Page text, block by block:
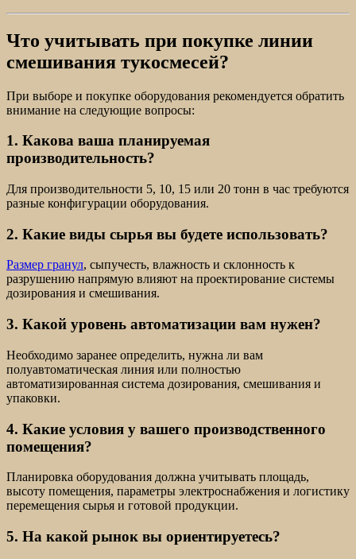
Что учитывать при покупке линии
смешивания тукосмесей?
При выборе и покупке оборудования рекомендуется обратить
внимание на следующие вопросы:
1. Какова ваша планируемая
производительность?
Для производительности 5, 10, 15 или 20 тонн в час требуются
разные конфигурации оборудования.
2. Какие виды сырья вы будете использовать?
Размер гранул, сыпучесть, влажность и склонность к
разрушению напрямую влияют на проектирование системы
дозирования и смешивания.
3. Какой уровень автоматизации вам нужен?
Необходимо заранее определить, нужна ли вам
полуавтоматическая линия или полностью
автоматизированная система дозирования, смешивания и
упаковки.
4. Какие условия у вашего производственного
помещения?
Планировка оборудования должна учитывать площадь,
высоту помещения, параметры электроснабжения и логистику
перемещения сырья и готовой продукции.
5. На какой рынок вы ориентируетесь?